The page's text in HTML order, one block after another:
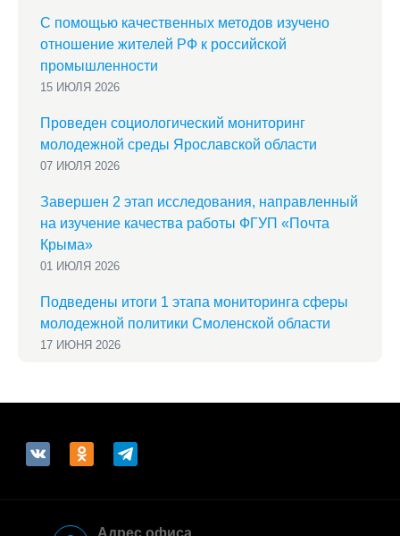
С помощью качественных методов изучено
отношение жителей РФ к российской
промышленности
15 ИЮЛЯ 2026
Проведен социологический мониторинг
молодежной среды Ярославской области
07 ИЮЛЯ 2026
Завершен 2 этап исследования, направленный
на изучение качества работы ФГУП «Почта
Крыма»
01 ИЮЛЯ 2026
Подведены итоги 1 этапа мониторинга сферы
молодежной политики Смоленской области
17 ИЮНЯ 2026
vkontakteodnoklassniki
telegram
Адрес офиса